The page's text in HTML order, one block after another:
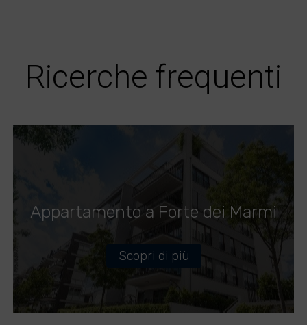
Ricerche frequenti
Appartamento a Forte dei Marmi
Scopri di più